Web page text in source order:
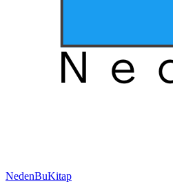
NedenBuKitap